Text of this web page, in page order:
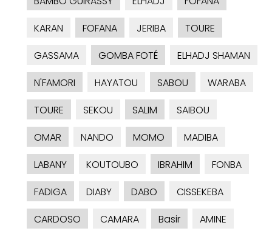
KARAN
FOFANA JERIBA
TOURE
GASSAMA
GOMBA FOTÉ
ELHADJ SHAMAN
N'FAMORI
HAYATOU SABOU
WARABA
TOURE
SEKOU SALIM
SAIBOU
OMAR
NANDO MOMO
MADIBA
LABANY
KOUTOUBO IBRAHIM
FONBA
FADIGA
DIABY DABO
CISSEKEBA
CARDOSO
CAMARA Basir
AMINE